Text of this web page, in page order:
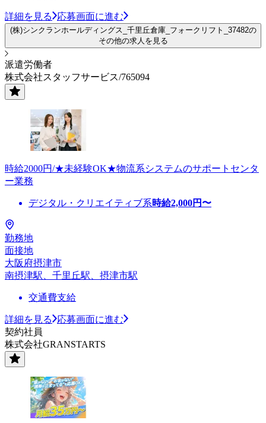
詳細を見る 応募画面に進む
(株)シンクランホールディングス_千里丘倉庫_フォークリフト_37482の
その他の求人を見る
派遣労働者
株式会社スタッフサービス/765094
時給2000円/★未経験OK★物流系システムのサポートセンタ
ー業務
デジタル・クリエイティブ系時給2,000円〜
勤務地
面接地
大阪府摂津市
南摂津駅、千里丘駅、摂津市駅
交通費支給
詳細を見る
応募画面に進む
契約社員
株式会社GRANSTARTS